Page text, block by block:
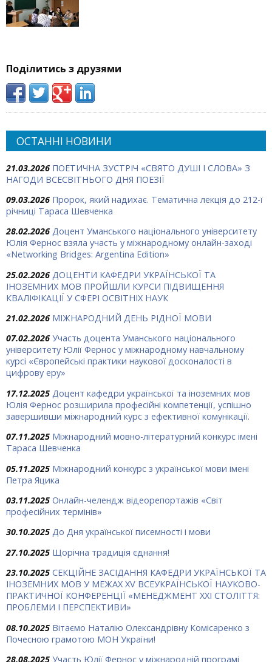
Поділитись з друзями
ОСТАННІ НОВИНИ
21.03.2026 ПОЕТИЧНА ЗУСТРІЧ «СВЯТО ДУШІ І СЛОВА» З
НАГОДИ ВСЕСВІТНЬОГО ДНЯ ПОЕЗІЇ
09.03.2026 Пророк, який надихає. Тематична лекція до 212-ї
річниці Тараса Шевченка
28.02.2026 Доцент Уманського національного університету
Юлія Фернос взяла участь у міжнародному онлайн-заході
«Networking Bridges: Argentina Edition»
25.02.2026 ДОЦЕНТИ КАФЕДРИ УКРАЇНСЬКОЇ ТА
ІНОЗЕМНИХ МОВ ПРОЙШЛИ КУРСИ ПІДВИЩЕННЯ
КВАЛІФІКАЦІЇ У СФЕРІ ОСВІТНІХ НАУК
21.02.2026 МІЖНАРОДНИЙ ДЕНЬ РІДНОЇ МОВИ
07.02.2026 Участь доцента Уманського національного
університету Юлії Фернос у міжнародному навчальному
курсі «Європейські практики наукової досконалості в
цифрову еру»
17.12.2025 Доцент кафедри української та іноземних мов
Юлія Фернос розширила професійні компетенції, успішно
завершивши міжнародний курс з ефективної комунікації.
07.11.2025 Міжнародний мовно-літературний конкурс імені
Тараса Шевченка
05.11.2025 Міжнародний конкурс з української мови імені
Петра Яцика
03.11.2025 Онлайн-челендж відеорепортажів «Світ
професійних термінів»
30.10.2025 До Дня української писемності і мови
27.10.2025 Щорічна традиція єднання!
23.10.2025 СЕКЦІЙНЕ ЗАСІДАННЯ КАФЕДРИ УКРАЇНСЬКОЇ ТА
ІНОЗЕМНИХ МОВ У МЕЖАХ ХV ВСЕУКРАЇНСЬКОЇ НАУКОВО-
ПРАКТИЧНОЇ КОНФЕРЕНЦІЇ «МЕНЕДЖМЕНТ XXI СТОЛІТТЯ:
ПРОБЛЕМИ І ПЕРСПЕКТИВИ»
08.10.2025 Вітаємо Наталію Олександрівну Комісаренко з
Почесною грамотою МОН України!
28.08.2025 Участь Юлії Фернос у міжнародній програмі